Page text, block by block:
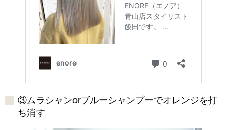
③ムラシャンorブルーシャンプーでオレンジを打
ち消す